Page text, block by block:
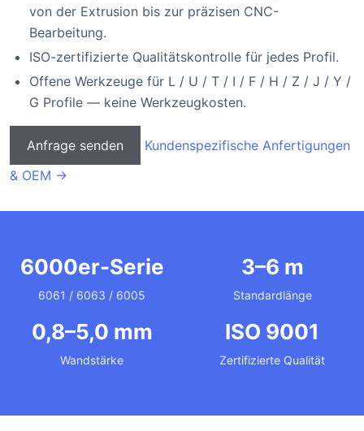
von der Extrusion bis zur präzisen CNC-
Bearbeitung.
ISO-zertifizierte Qualitätskontrolle für jedes Profil.
Offene Werkzeuge für L / U / T / I / F / H / Z / J / Y /
G Profile — keine Werkzeugkosten.
Anfrage senden
Kundenspezifische Anfertigungen
& OEM →
6000er-Serie
6061 / 6063 / 6005
3–6 m
Standardlänge
0,8–5,0 mm
Wandstärke
ISO 9001
Zertifizierte Qualität